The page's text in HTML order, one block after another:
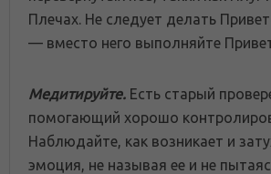
Плечах. Не следует делать
— вместо него выполняйте
Медитируйте. Есть старый
помогающий хорошо
Наблюдайте, как возникает и
эмоция, не называя ее и не